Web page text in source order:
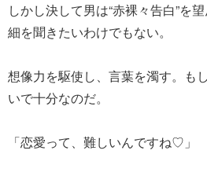
しかし決して男は“赤裸々告白”を
細を聞きたいわけでもない。
想像力を駆使し、言葉を濁す。も
いで十分なのだ。
「恋愛って、難しいんですね♡」